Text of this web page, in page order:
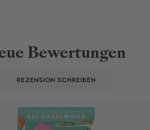
Bewertungen
REZENSION SCHREIBEN